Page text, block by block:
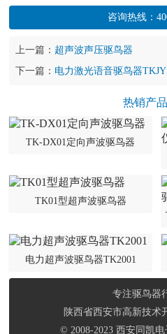
关于我们
咨询热线：
上一篇： 超声波声压驱鸟器
下一篇： 电力激光语音驱鸟器
热销产
TK-DX01定向声波驱鸟器
TK01型超声波驱鸟器
电力超声波驱鸟器TK2001
专注驱鸟器
陕西省西安市高新技术
© 2008-2023 西安同凯